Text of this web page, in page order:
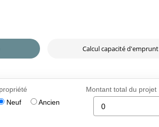
Calcul capacité d'emprunt